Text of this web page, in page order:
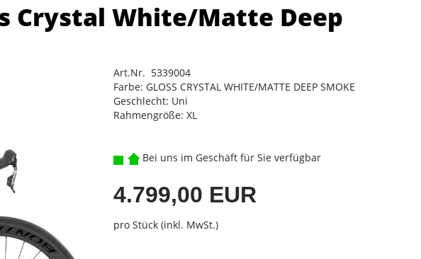
Crystal White/Matte Deep
Art.Nr. 5339004
Farbe: GLOSS CRYSTAL WHITE/MATTE DEEP SMOKE
Geschlecht: Uni
Rahmengröße: XL
Bei uns im Geschäft für Sie verfügbar
4.799,00 EUR
pro Stück (inkl. MwSt.)